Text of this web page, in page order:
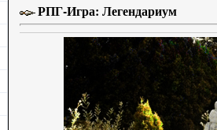
РПГ-Игра: Легендариум